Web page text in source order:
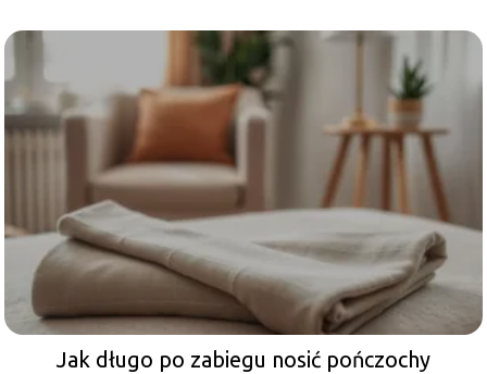
Jak długo po zabiegu nosić pończochy